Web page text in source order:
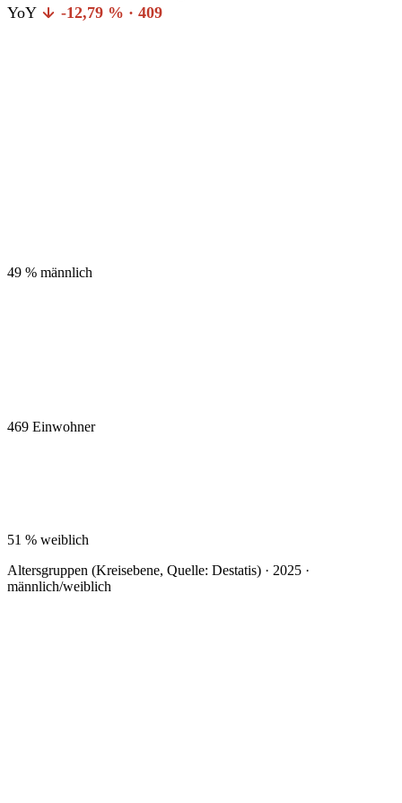
YoY -12,79 % · 409
49 % männlich
469 Einwohner
51 % weiblich
Altersgruppen (Kreisebene, Quelle: Destatis) · 2025 ·
männlich/weiblich